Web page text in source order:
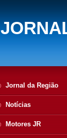
Jornal da Região
Notícias
Motores JR